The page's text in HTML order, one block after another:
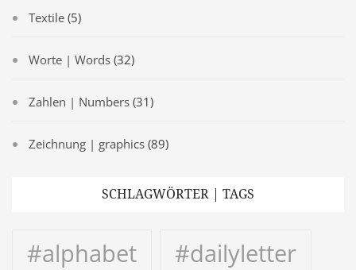
Textile (5)
Worte | Words (32)
Zahlen | Numbers (31)
Zeichnung | graphics (89)
SCHLAGWÖRTER | TAGS
#alphabet
#dailyletter